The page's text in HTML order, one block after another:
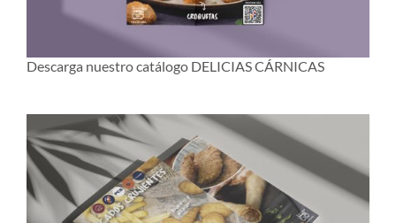
Descarga nuestro catálogo DELICIAS CÁRNICAS